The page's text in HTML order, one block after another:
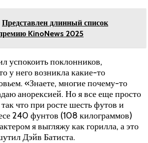
Представлен длинный список
KinoNews 2025
успокоить поклонников,
у него возникла какие-то
«Знаете, многие почему-то
анорексией. Но я все еще просто
что при росте шесть футов и
240 фунтов (108 килограммов)
я выгляжу как горилла, а это
Дэйв Батиста.